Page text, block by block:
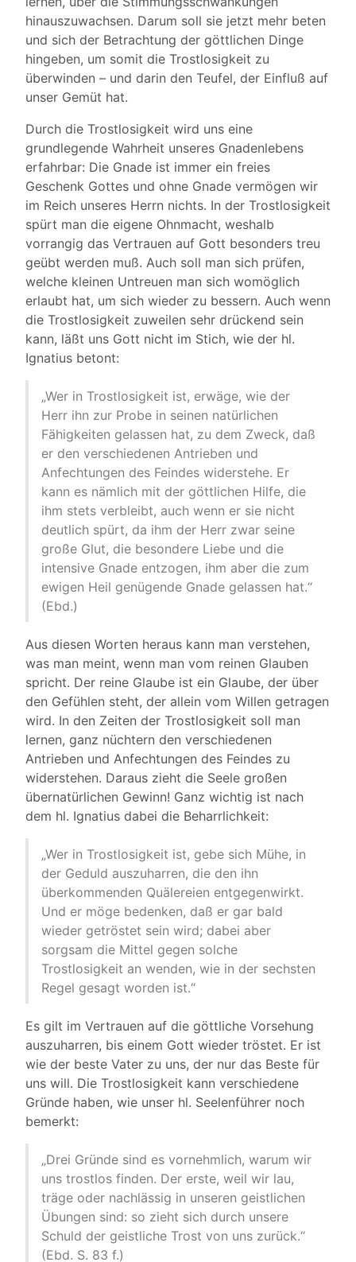
hinauszuwachsen. Darum soll sie jetzt mehr beten
und sich der Betrachtung der göttlichen Dinge
hingeben, um somit die Trostlosigkeit zu
überwinden – und darin den Teufel, der Einfluß auf
unser Gemüt hat.
Durch die Trostlosigkeit wird uns eine
grundlegende Wahrheit unseres Gnadenlebens
erfahrbar: Die Gnade ist immer ein freies
Geschenk Gottes und ohne Gnade vermögen wir
im Reich unseres Herrn nichts. In der Trostlosigkeit
spürt man die eigene Ohnmacht, weshalb
vorrangig das Vertrauen auf Gott besonders treu
geübt werden muß. Auch soll man sich prüfen,
welche kleinen Untreuen man sich womöglich
erlaubt hat, um sich wieder zu bessern. Auch wenn
die Trostlosigkeit zuweilen sehr drückend sein
kann, läßt uns Gott nicht im Stich, wie der hl.
Ignatius betont:
„Wer in Trostlosigkeit ist, erwäge, wie der
Herr ihn zur Probe in seinen natürlichen
Fähigkeiten gelassen hat, zu dem Zweck, daß
er den verschiedenen Antrieben und
Anfechtungen des Feindes widerstehe. Er
kann es nämlich mit der göttlichen Hilfe, die
ihm stets verbleibt, auch wenn er sie nicht
deutlich spürt, da ihm der Herr zwar seine
große Glut, die besondere Liebe und die
intensive Gnade entzogen, ihm aber die zum
ewigen Heil genügende Gnade gelassen hat.“
(Ebd.)
Aus diesen Worten heraus kann man verstehen,
was man meint, wenn man vom reinen Glauben
spricht. Der reine Glaube ist ein Glaube, der über
den Gefühlen steht, der allein vom Willen getragen
wird. In den Zeiten der Trostlosigkeit soll man
lernen, ganz nüchtern den verschiedenen
Antrieben und Anfechtungen des Feindes zu
widerstehen. Daraus zieht die Seele großen
übernatürlichen Gewinn! Ganz wichtig ist nach
dem hl. Ignatius dabei die Beharrlichkeit:
„Wer in Trostlosigkeit ist, gebe sich Mühe, in
der Geduld auszuharren, die den ihn
überkommenden Quälereien entgegenwirkt.
Und er möge bedenken, daß er gar bald
wieder getröstet sein wird; dabei aber
sorgsam die Mittel gegen solche
Trostlosigkeit an wenden, wie in der sechsten
Regel gesagt worden ist.“
Es gilt im Vertrauen auf die göttliche Vorsehung
auszuharren, bis einem Gott wieder tröstet. Er ist
wie der beste Vater zu uns, der nur das Beste für
uns will. Die Trostlosigkeit kann verschiedene
Gründe haben, wie unser hl. Seelenführer noch
bemerkt:
„Drei Gründe sind es vornehmlich, warum wir
uns trostlos finden. Der erste, weil wir lau,
träge oder nachlässig in unseren geistlichen
Übungen sind: so zieht sich durch unsere
Schuld der geistliche Trost von uns zurück.“
(Ebd. S. 83 f.)